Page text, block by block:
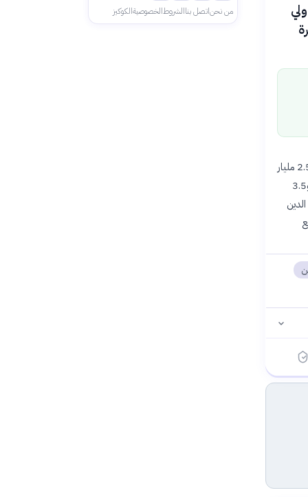
دولي
تجاوزت 2.7 مرة
قسم المركز الوطني لإدارة الدين في السعودية الإصدار الدولي إلى أربع شرائح بآجال استحقاق مختلفة: 2.5 مليار
دولار لسندات 3 سنوات، و2.75 مليار دولار لسندات 5 سنوات، ومبلغ مماثل لسندات 10 سنوات، و3.5
الدين
من نحناتصل بناالشروطالخصوصيةالكوكيز